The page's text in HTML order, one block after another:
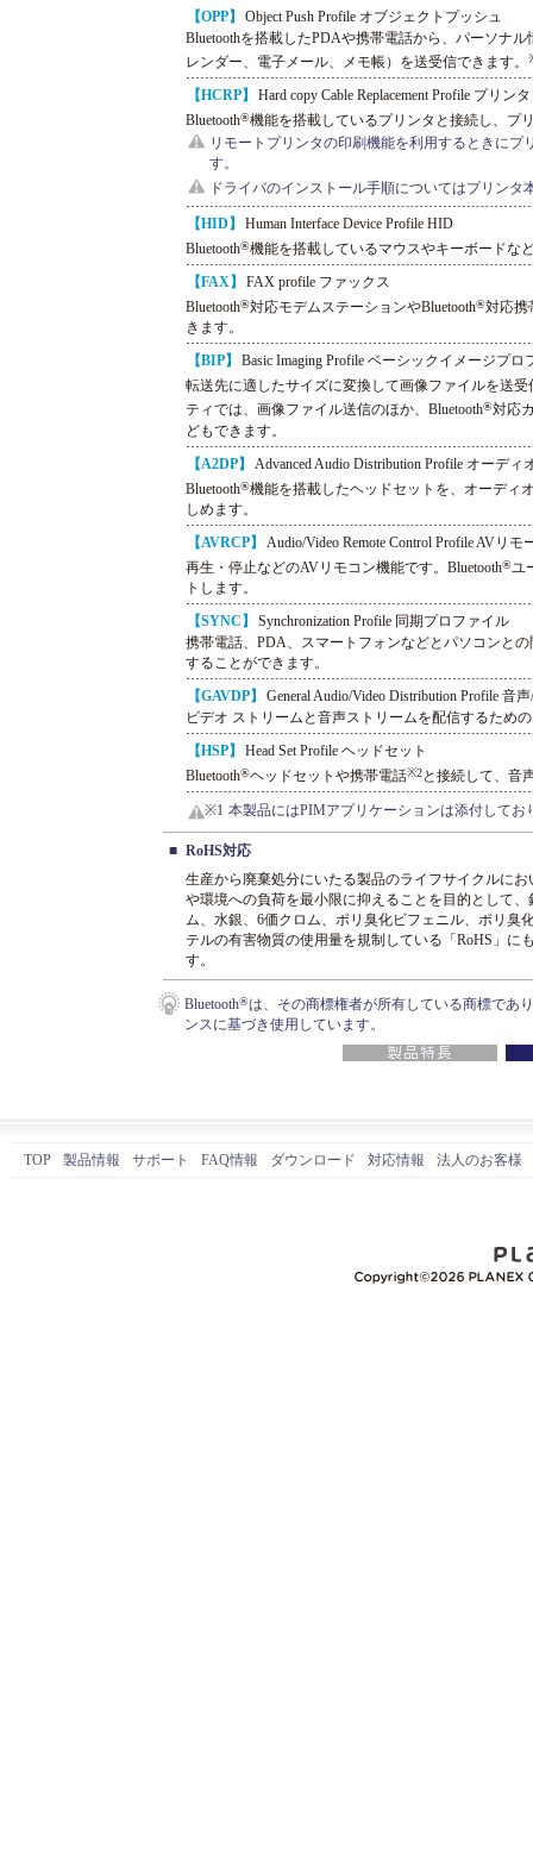
【OPP】
Object Push Profile オブジェクトプッシュ
Bluetoothを搭載したPDAや携帯電話から、パーソナ
レンダー、電子メール、メモ帳）を送受信できます。
【HCRP】
Hard copy Cable Replacement Profile プリンタ
Bluetooth®機能を搭載しているプリンタと接続し、プ
リモートプリンタの印刷機能を利用するときに
す。
ドライバのインストール手順についてはプリン
【HID】
Human Interface Device Profile HID
Bluetooth®機能を搭載しているマウスやキーボードな
【FAX】
FAX profile ファックス
Bluetooth®対応モデムステーションやBluetooth®対応携
きます。
【BIP】
Basic Imaging Profile ベーシックイメージプロ
転送先に適したサイズに変換して画像ファイルを送受
ティでは、画像ファイル送信のほか、Bluetooth®対応
どもできます。
【A2DP】
Advanced Audio Distribution Profile オーディ
Bluetooth®機能を搭載したヘッドセットを、オーディ
しめます。
【AVRCP】
Audio/Video Remote Control Profile AVリ
再生・停止などのAVリモコン機能です。Bluetooth®ユ
トします。
【SYNC】
Synchronization Profile 同期プロファイル
携帯電話、PDA、スマートフォンなどとパソコンと
することができます。
【GAVDP】
General Audio/Video Distribution Profile 音
ビデオ ストリームと音声ストリームを配信するため
【HSP】
Head Set Profile ヘッドセット
Bluetooth®ヘッドセットや携帯電話※2と接続して、音
※1 本製品にはPIMアプリケーションは添付して
■ RoHS対応
生産から廃棄処分にいたる製品のライフサイクルにお
や環境への負荷を最小限に抑えることを目的として、
ム、水銀、6価クロム、ポリ臭化ビフェニル、ポリ臭
テルの有害物質の使用量を規制している「RoHS」に
す。
Bluetooth®は、その商標権者が所有している商標であ
ンスに基づき使用しています。
TOP 製品情報 サポート FAQ情報 ダウンロード 対応情報 法人のお客様